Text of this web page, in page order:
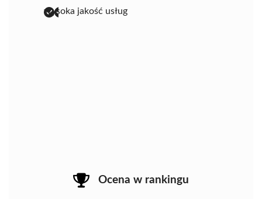
wysoka jakość usług
Ocena w rankingu